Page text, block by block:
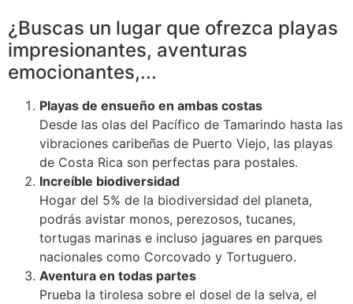
¿Buscas un lugar que ofrezca playas
impresionantes, aventuras
emocionantes,...
Playas de ensueño en ambas costas
Desde las olas del Pacífico de Tamarindo hasta las
vibraciones caribeñas de Puerto Viejo, las playas
de Costa Rica son perfectas para postales.
Increíble biodiversidad
Hogar del 5% de la biodiversidad del planeta,
podrás avistar monos, perezosos, tucanes,
tortugas marinas e incluso jaguares en parques
nacionales como Corcovado y Tortuguero.
Aventura en todas partes
Prueba la tirolesa sobre el dosel de la selva, el